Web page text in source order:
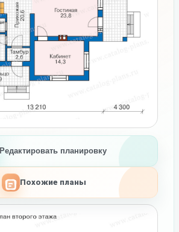
Редактировать планировку
Похожие планы